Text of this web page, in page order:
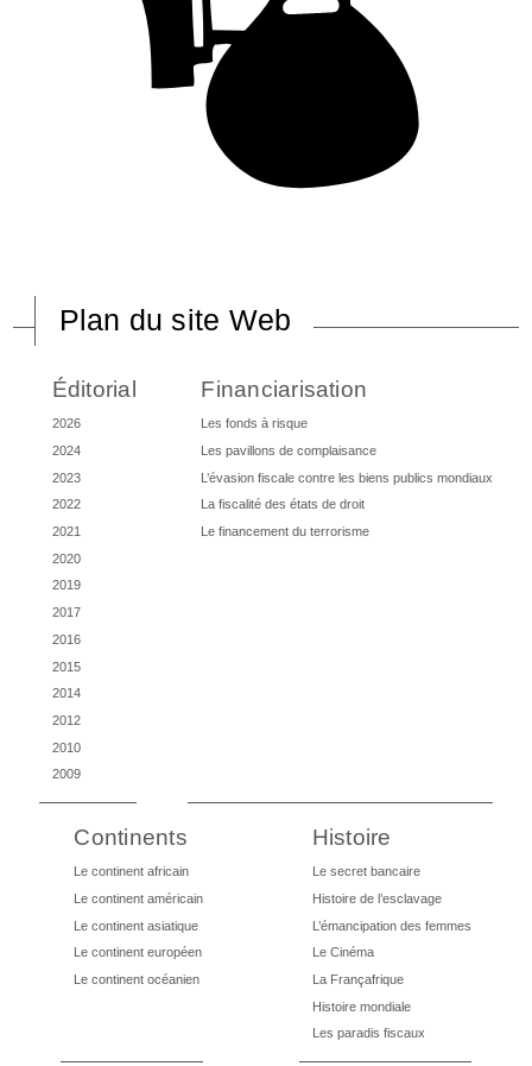
Plan du site Web
Éditorial
2026
2024
2023
2022
2021
2020
2019
2017
2016
2015
2014
2012
2010
2009
Financiarisation
Les fonds à risque
Les pavillons de complaisance
L’évasion fiscale contre les biens publics mondiaux
La fiscalité des états de droit
Le financement du terrorisme
Continents
Le continent africain
Le continent américain
Le continent asiatique
Le continent européen
Le continent océanien
Histoire
Le secret bancaire
Histoire de l’esclavage
L’émancipation des femmes
Le Cinéma
La Françafrique
Histoire mondiale
Les paradis fiscaux